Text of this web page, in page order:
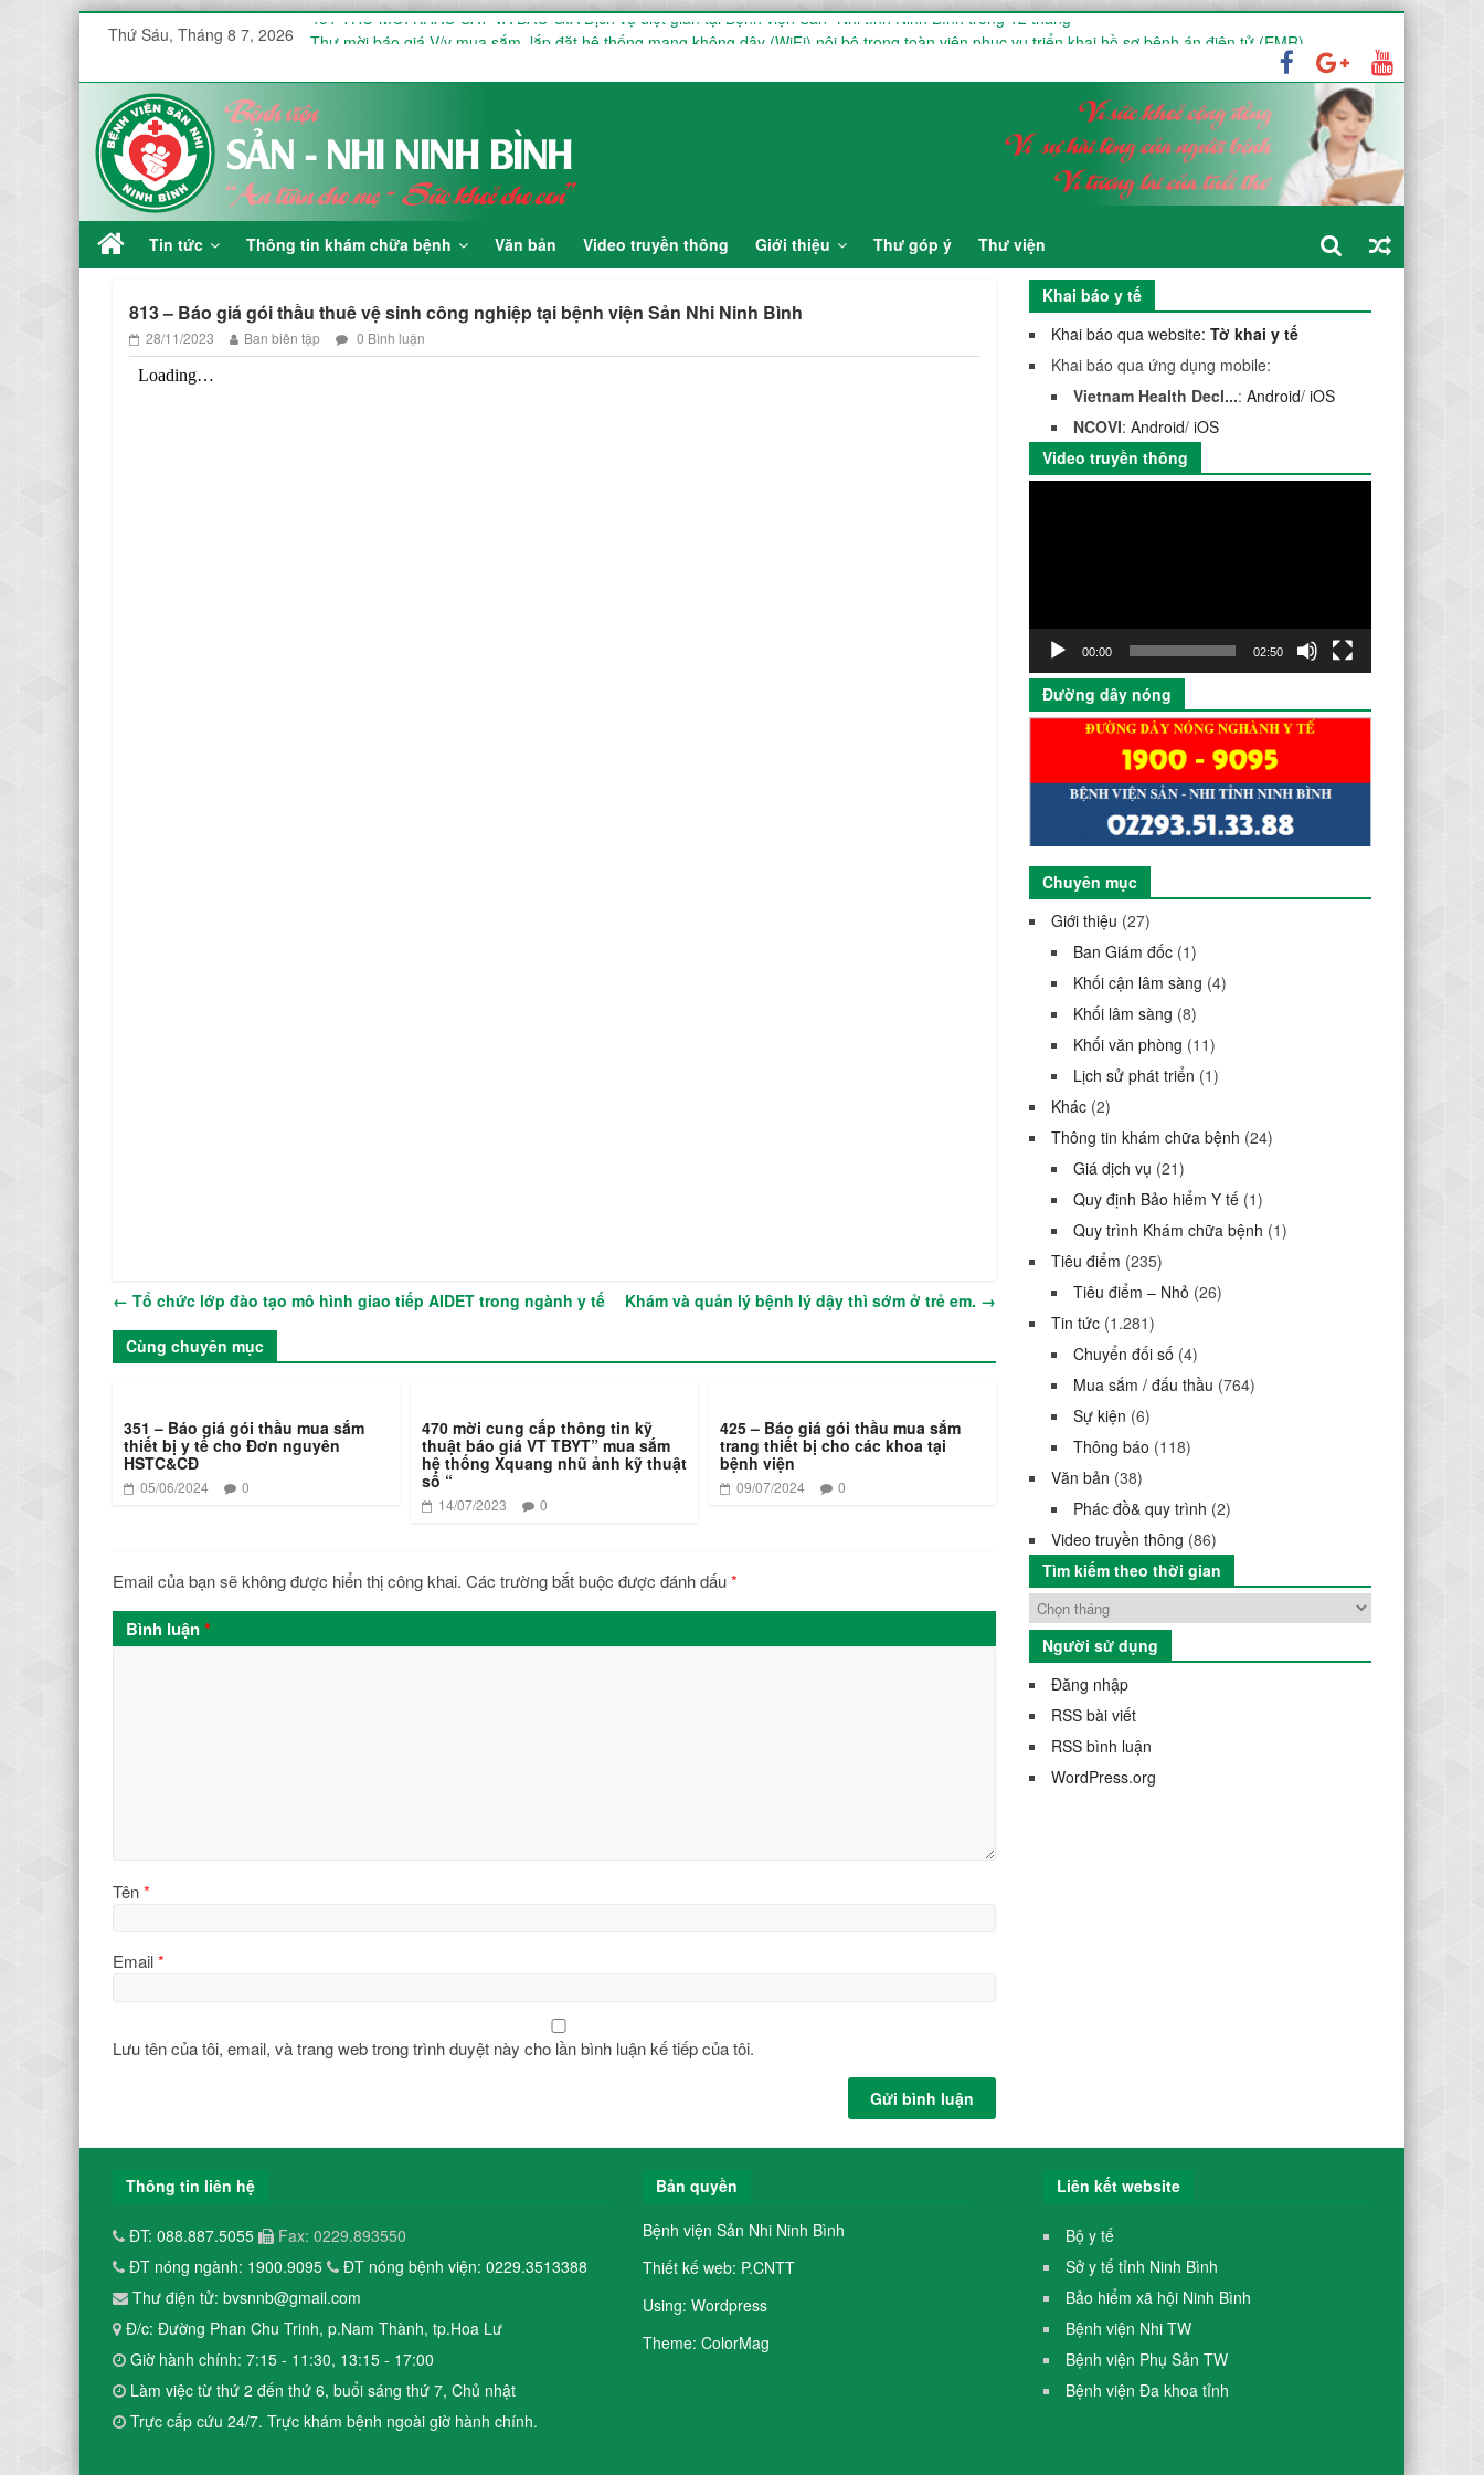
Thứ Sáu, Tháng 8 7, 2026
451 THƯ MỜI KHẢO SÁT VÀ BÁO GIÁ Dịch vụ diệt gián tại Bệnh viện Sản -Nhi tỉnh Ninh Bình trong 12 tháng
Thư mời báo giá V/v mua sắm, lắp đặt hệ thống mạng không dây (WiFi) nội bộ trong toàn viện phục vụ triển khai hồ sơ bệnh án điện tử (EMR)
Công văn V/v báo giá Thuê dịch vụ chứng thực chữ ký số
KHOA ĐIỀU TRỊ YÊU CẦU HƯỞNG ỨNG TUẦN LỄ THẾ GIỚI NUÔI CON BẰNG SỮA MẸ NĂM 2026
KHOA SẢN THƯỜNG HƯỞNG ỨNG TUẦN LỄ THẾ GIỚI NUÔI CON BẰNG SỮA MẸ NĂM 2026
Tin tức Thông tin khám chữa bệnh Văn bản Video truyền thông Giới thiệu Thư góp ý Thư viện
813 – Báo giá gói thầu thuê vệ sinh công nghiệp tại bệnh viện Sản Nhi Ninh Bình
28/11/2023 Ban biên tập 0 Bình luận
← Tổ chức lớp đào tạo mô hình giao tiếp AIDET trong ngành y tế Khám và quản lý bệnh lý dậy thì sớm ở trẻ em. →
Cùng chuyên mục
351 – Báo giá gói thầu mua sắm
thiết bị y tế cho Đơn nguyên
HSTC&CĐ
05/06/2024 0
470 mời cung cấp thông tin kỹ
thuật báo giá VT TBYT” mua sắm
hệ thống Xquang nhũ ảnh kỹ thuật
số “
14/07/2023 0
425 – Báo giá gói thầu mua sắm
trang thiết bị cho các khoa tại
bệnh viện
09/07/2024 0
Email của bạn sẽ không được hiển thị công khai. Các trường bắt buộc được đánh dấu*
Bình luận*
Tên*
Email*
Lưu tên của tôi, email, và trang web trong trình duyệt này cho lần bình luận kế tiếp của tôi.
Khai báo y tế
Khai báo qua website: Tờ khai y tế
Khai báo qua ứng dụng mobile:
Vietnam Health Decl...: Android/ iOS
NCOVI: Android/ iOS
Video truyền thông
00:00 02:50
Đường dây nóng
Chuyên mục
Giới thiệu (27)
Ban Giám đốc (1)
Khối cận lâm sàng (4)
Khối lâm sàng (8)
Khối văn phòng (11)
Lịch sử phát triển (1)
Khác (2)
Thông tin khám chữa bệnh (24)
Giá dịch vụ (21)
Quy định Bảo hiểm Y tế (1)
Quy trình Khám chữa bệnh (1)
Tiêu điểm (235)
Tiêu điểm – Nhỏ (26)
Tin tức (1.281)
Chuyển đối số (4)
Mua sắm / đấu thầu (764)
Sự kiện (6)
Thông báo (118)
Văn bản (38)
Phác đồ& quy trình (2)
Video truyền thông (86)
Tìm kiếm theo thời gian
Người sử dụng
Đăng nhập
RSS bài viết
RSS bình luận
WordPress.org
Thông tin liên hệ
ĐT: 088.887.5055
Fax: 0229.893550
ĐT nóng ngành: 1900.9095
ĐT nóng bệnh viện: 0229.3513388
Thư điện tử: bvsnnb@gmail.com
Đ/c: Đường Phan Chu Trinh, p.Nam Thành, tp.Hoa Lư
Giờ hành chính: 7:15 - 11:30, 13:15 - 17:00
Làm việc từ thứ 2 đến thứ 6, buổi sáng thứ 7, Chủ nhật
Trực cấp cứu 24/7. Trực khám bệnh ngoài giờ hành chính.
Bản quyền
Bệnh viện Sản Nhi Ninh Bình
Thiết kế web: P.CNTT
Using: Wordpress
Theme: ColorMag
Liên kết website
Bộ y tế
Sở y tế tỉnh Ninh Bình
Bảo hiểm xã hội Ninh Bình
Bệnh viện Nhi TW
Bệnh viện Phụ Sản TW
Bệnh viện Đa khoa tỉnh